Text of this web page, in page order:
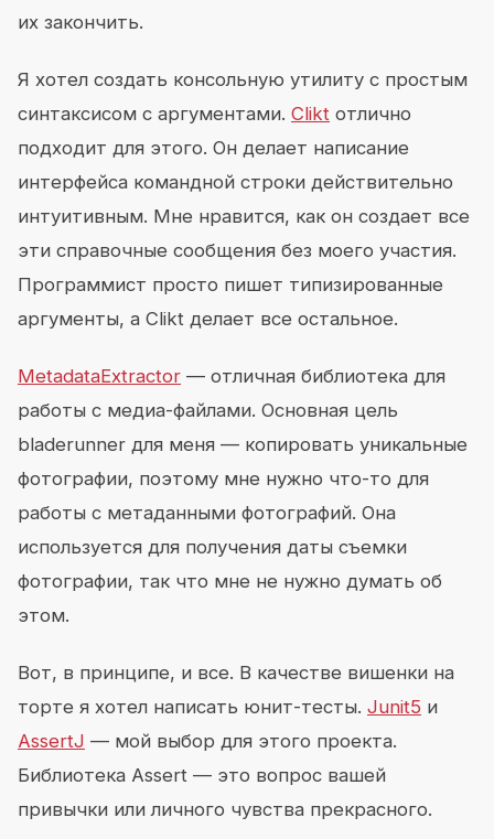
их закончить.
Я хотел создать консольную утилиту с простым
синтаксисом с аргументами. Clikt отлично
подходит для этого. Он делает написание
интерфейса командной строки действительно
интуитивным. Мне нравится, как он создает все
эти справочные сообщения без моего участия.
Программист просто пишет типизированные
аргументы, а Clikt делает все остальное.
MetadataExtractor — отличная библиотека для
работы с медиа-файлами. Основная цель
bladerunner для меня — копировать уникальные
фотографии, поэтому мне нужно что-то для
работы с метаданными фотографий. Она
используется для получения даты съемки
фотографии, так что мне не нужно думать об
этом.
Вот, в принципе, и все. В качестве вишенки на
торте я хотел написать юнит-тесты. Junit5 и
AssertJ — мой выбор для этого проекта.
Библиотека Assert — это вопрос вашей
привычки или личного чувства прекрасного.